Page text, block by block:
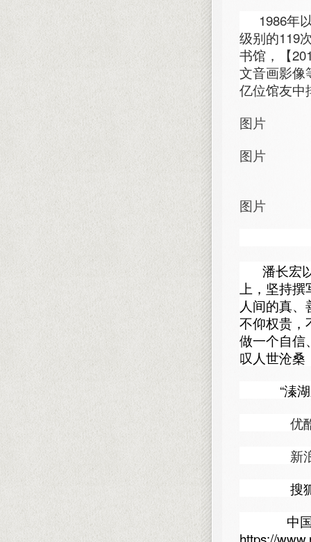
1986年
级别的119
书馆，【
文音画影像
亿位馆友中
图片
图片
图片
潘长宏
上，坚持
人间的真
不仰权贵，
做一个自信
叹人世沧
“溱湖
优酷
新浪
搜狐
中国
https://